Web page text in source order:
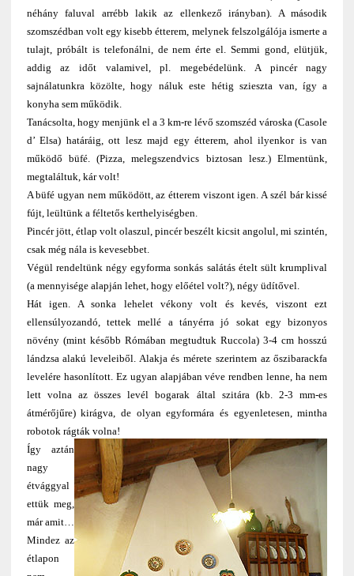
néhány faluval arrébb lakik az ellenkező irányban). A második
szomszédban volt egy kisebb étterem, melynek felszolgálója ismerte a
tulajt, próbált is telefonálni, de nem érte el. Semmi gond, elütjük,
addig az időt valamivel, pl. megebédelünk. A pincér nagy
sajnálatunkra közölte, hogy náluk este hétig szieszta van, így a
konyha sem működik.
Tanácsolta, hogy menjünk el a 3 km-re lévő szomszéd városka (Casole
d’ Elsa) határáig, ott lesz majd egy étterem, ahol ilyenkor is van
működő büfé. (Pizza, melegszendvics biztosan lesz.) Elmentünk,
megtaláltuk, kár volt!
A büfé ugyan nem működött, az étterem viszont igen. A szél bár kissé
fújt, leültünk a féltetős kerthelyiségben.
Pincér jött, étlap volt olaszul, pincér beszélt kicsit angolul, mi szintén,
csak még nála is kevesebbet.
Végül rendeltünk négy egyforma sonkás salátás ételt sült krumplival
(a mennyisége alapján lehet, hogy előétel volt?), négy üdítővel.
Hát igen. A sonka lehelet vékony volt és kevés, viszont ezt
ellensúlyozandó, tettek mellé a tányérra jó sokat egy bizonyos
növény (mint később Rómában megtudtuk Ruccola) 3-4 cm hosszú
lándzsa alakú leveleiből. Alakja és mérete szerintem az őszibarackfa
levelére hasonlított. Ez ugyan alapjában véve rendben lenne, ha nem
lett volna az összes levél bogarak által szitára (kb. 2-3 mm-es
átmérőjűre) kirágva, de olyan egyformára és egyenletesen, mintha
robotok rágták volna!
Így aztán
nagy
étvággyal
ettük meg,
már amit…
Mindez az
étlapon